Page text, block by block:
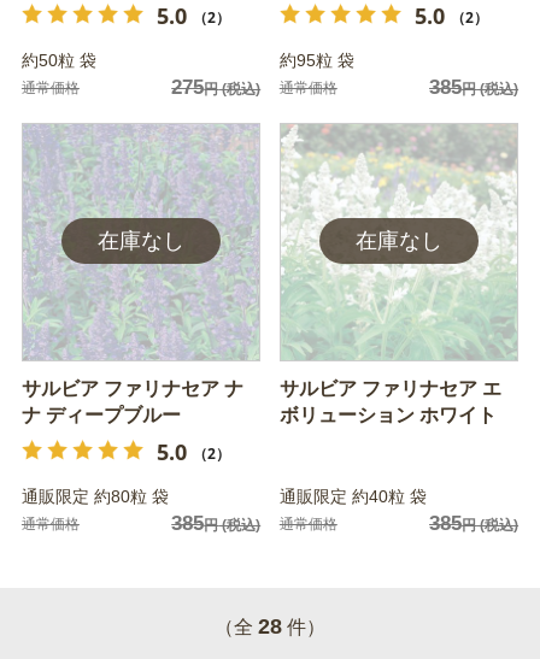
5.0 （2）
約50粒 袋
通常価格 275円(税込)
5.0 （2）
約95粒 袋
通常価格 385円(税込)
サルビア ファリナセア ナ
ナ ディープブルー
5.0 （2）
通販限定 約80粒 袋
通常価格 385円(税込)
サルビア ファリナセア エ
ボリューション ホワイト
通販限定 約40粒 袋
通常価格 385円(税込)
（全 28 件）